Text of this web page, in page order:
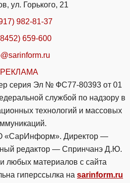
ул. Горького, 21
982-81-37
659-600
РЕКЛАМА
серия Эл № ФС77-80393 от 01
службой по надзору в
технологий и массовых
«СарИнформ». Директор —
редактор — Спринчанэ Д.Ю.
любых материалов с сайта
гиперссылка на sarinform.ru